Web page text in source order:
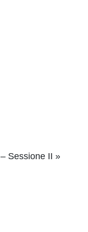
Sessione II »